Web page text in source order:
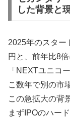
した背景と
2025年のスター
円と、前年比8
「NEXTユニコ
こ数年で別の市
この急拡大の背
まずIPOのハー